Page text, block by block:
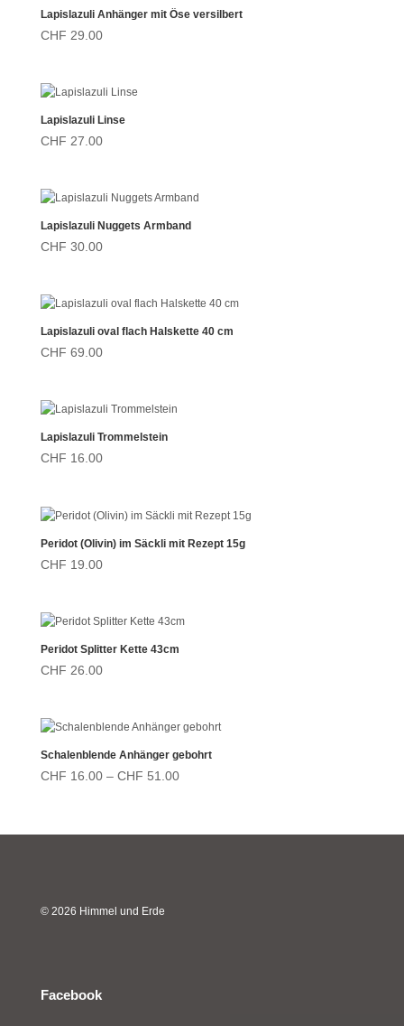
Lapislazuli Anhänger mit Öse versilbert
CHF 29.00
Lapislazuli Linse
CHF 27.00
Lapislazuli Nuggets Armband
CHF 30.00
Lapislazuli oval flach Halskette 40 cm
CHF 69.00
Lapislazuli Trommelstein
CHF 16.00
Peridot (Olivin) im Säckli mit Rezept 15g
CHF 19.00
Peridot Splitter Kette 43cm
CHF 26.00
Schalenblende Anhänger gebohrt
CHF 16.00 – CHF 51.00Preisspanne:
CHF 51.00
© 2026 Himmel und Erde
Facebook